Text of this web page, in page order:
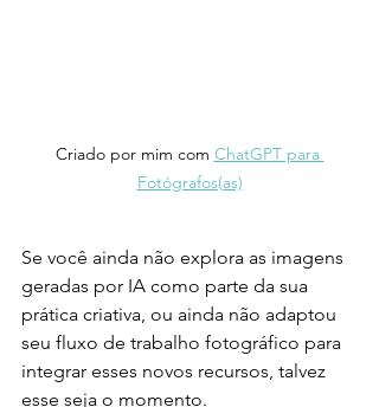
Criado por mim com ChatGPT para
Fotógrafos(as)
Se você ainda não explora as imagens
geradas por IA como parte da sua
prática criativa, ou ainda não adaptou
seu fluxo de trabalho fotográfico para
integrar esses novos recursos, talvez
esse seja o momento.